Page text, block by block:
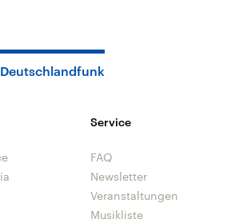
Service
FAQ
Newsletter
Veranstaltungen
Musikliste